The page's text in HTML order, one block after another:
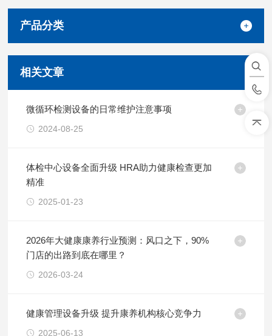
产品分类
相关文章
微循环检测设备的日常维护注意事项
2024-08-25
体检中心设备全面升级 HRA助力健康检查更加
精准
2025-01-23
2026年大健康康养行业预测：风口之下，90%
门店的出路到底在哪里？
2026-03-24
健康管理设备升级 提升康养机构核心竞争力
2025-06-13